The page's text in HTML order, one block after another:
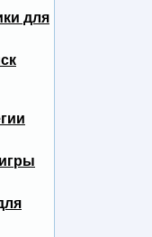
для